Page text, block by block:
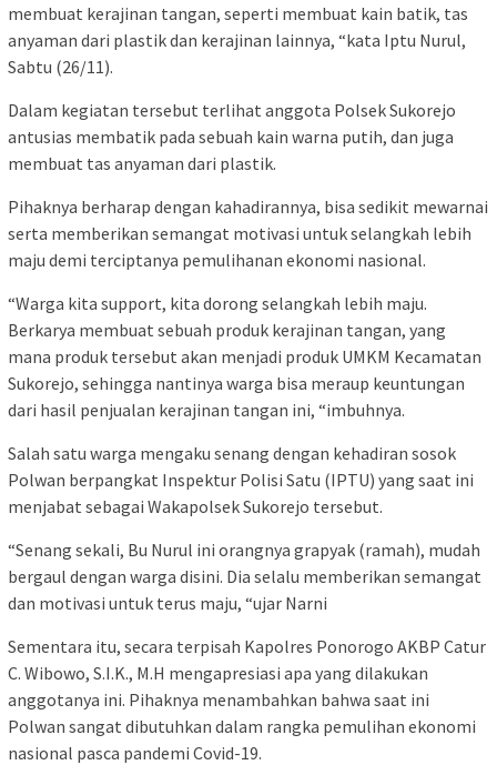
membuat kerajinan tangan, seperti membuat kain batik, tas
anyaman dari plastik dan kerajinan lainnya, “kata Iptu Nurul,
Sabtu (26/11).
Dalam kegiatan tersebut terlihat anggota Polsek Sukorejo
antusias membatik pada sebuah kain warna putih, dan juga
membuat tas anyaman dari plastik.
Pihaknya berharap dengan kahadirannya, bisa sedikit mewarnai
serta memberikan semangat motivasi untuk selangkah lebih
maju demi terciptanya pemulihanan ekonomi nasional.
“Warga kita support, kita dorong selangkah lebih maju.
Berkarya membuat sebuah produk kerajinan tangan, yang
mana produk tersebut akan menjadi produk UMKM Kecamatan
Sukorejo, sehingga nantinya warga bisa meraup keuntungan
dari hasil penjualan kerajinan tangan ini, “imbuhnya.
Salah satu warga mengaku senang dengan kehadiran sosok
Polwan berpangkat Inspektur Polisi Satu (IPTU) yang saat ini
menjabat sebagai Wakapolsek Sukorejo tersebut.
“Senang sekali, Bu Nurul ini orangnya grapyak (ramah), mudah
bergaul dengan warga disini. Dia selalu memberikan semangat
dan motivasi untuk terus maju, “ujar Narni
Sementara itu, secara terpisah Kapolres Ponorogo AKBP Catur
C. Wibowo, S.I.K., M.H mengapresiasi apa yang dilakukan
anggotanya ini. Pihaknya menambahkan bahwa saat ini
Polwan sangat dibutuhkan dalam rangka pemulihan ekonomi
nasional pasca pandemi Covid-19.